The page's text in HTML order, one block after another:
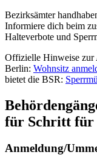
Bezirksämter
Informiere dich beim
Halteverbote und
Offizielle Hinweise zur
Berlin: Wohnsitz
bietet die BSR:
für Schritt für
Anmeldung/